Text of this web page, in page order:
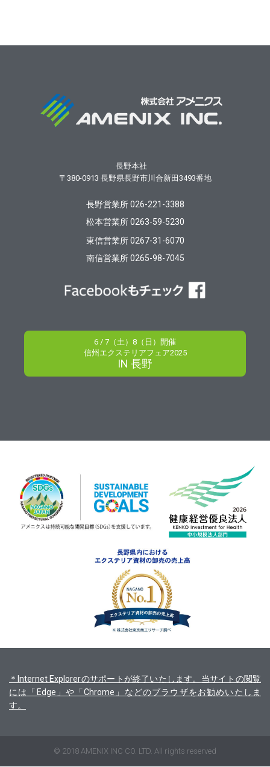
長野本社
〒380-0913 長野県長野市川合新田3493番地
長野営業所 026-221-3388
松本営業所 0263-59-5230
東信営業所 0267-31-6070
南信営業所 0265-98-7045
6 / 7（土）8（日）開催
信州エクステリアフェア2025
IN 長野
＊Internet Explorerのサポートが終了いたします。当サイトの閲覧
には「Edge」や「Chrome」などのブラウザをお勧めいたしま
す。
© 2018 AMENIX INC CO. LTD. All rights reserved